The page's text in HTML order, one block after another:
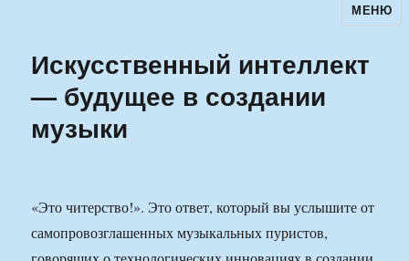
Ильменский фестиваль авторскойМЕНЮ
Искусственный интеллект
— будущее в создании
музыки
«Это читерство!». Это ответ, который вы услышите от
самопровозглашенных музыкальных пуристов,